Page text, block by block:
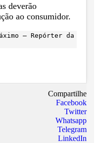
deverão
ao consumidor.
– Repórter da
Compartilhe
Facebook
Twitter
Whatsapp
Telegram
LinkedIn